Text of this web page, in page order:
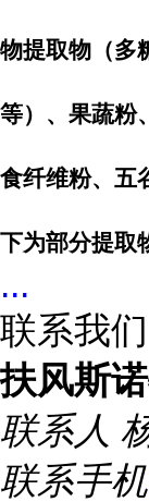
物提取物（多
等）、 果蔬粉
食纤维粉、五
下为部分提取
...
联系我们
扶风斯
联系人
联系手机